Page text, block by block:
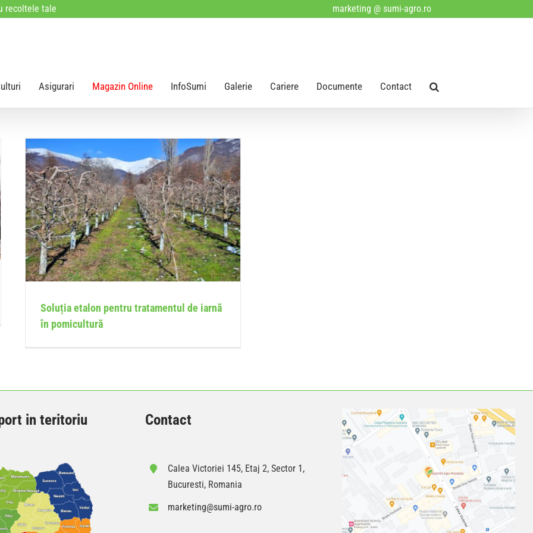
recoltele tale marketing @ sumi-agro.ro
Asigurari Magazin Online InfoSumi Galerie Cariere Documente Contact
Soluția etalon pentru tratamentul de iarnă
în pomicultură
in teritoriu Contact
Calea Victoriei 145, Etaj 2, Sector 1,
Bucuresti, Romania
marketing@sumi-agro.ro